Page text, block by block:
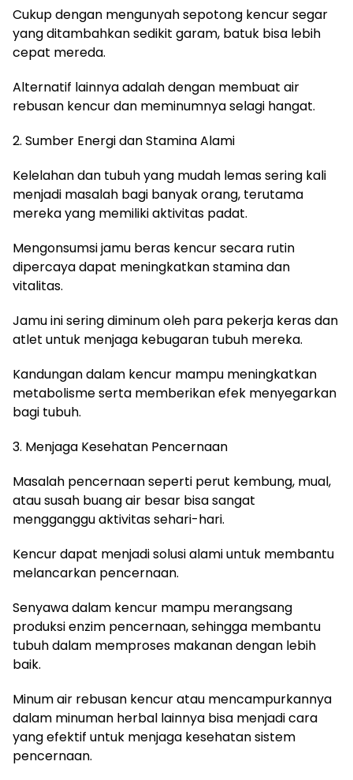
Cukup dengan mengunyah sepotong kencur segar
yang ditambahkan sedikit garam, batuk bisa lebih
cepat mereda.
Alternatif lainnya adalah dengan membuat air
rebusan kencur dan meminumnya selagi hangat.
2. Sumber Energi dan Stamina Alami
Kelelahan dan tubuh yang mudah lemas sering kali
menjadi masalah bagi banyak orang, terutama
mereka yang memiliki aktivitas padat.
Mengonsumsi jamu beras kencur secara rutin
dipercaya dapat meningkatkan stamina dan
vitalitas.
Jamu ini sering diminum oleh para pekerja keras dan
atlet untuk menjaga kebugaran tubuh mereka.
Kandungan dalam kencur mampu meningkatkan
metabolisme serta memberikan efek menyegarkan
bagi tubuh.
3. Menjaga Kesehatan Pencernaan
Masalah pencernaan seperti perut kembung, mual,
atau susah buang air besar bisa sangat
mengganggu aktivitas sehari-hari.
Kencur dapat menjadi solusi alami untuk membantu
melancarkan pencernaan.
Senyawa dalam kencur mampu merangsang
produksi enzim pencernaan, sehingga membantu
tubuh dalam memproses makanan dengan lebih
baik.
Minum air rebusan kencur atau mencampurkannya
dalam minuman herbal lainnya bisa menjadi cara
yang efektif untuk menjaga kesehatan sistem
pencernaan.